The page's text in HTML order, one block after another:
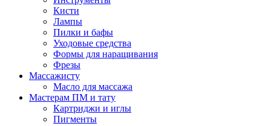
Кисти
Лампы
Пилки и бафы
Уходовые средства
Формы для наращивания
Фрезы
Массажисту
Масло для массажа
Мастерам ПМ и тату
Картриджи и иглы
Пигменты